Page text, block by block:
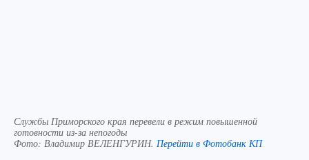
Службы Приморского края перевели в режим повышенной
готовности из-за непогоды
Фото: Владимир ВЕЛЕНГУРИН. Перейти в Фотобанк КП